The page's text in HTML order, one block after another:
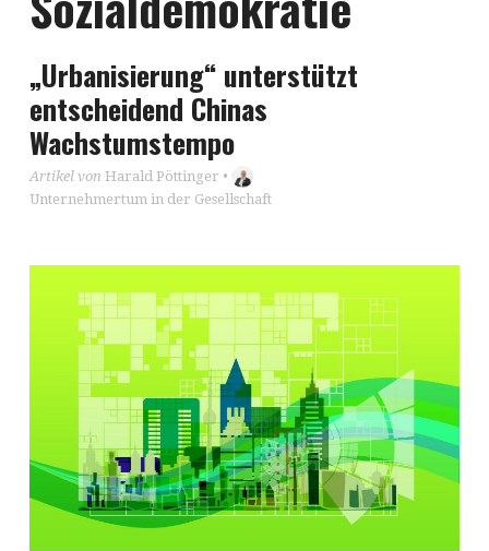
„Urbanisierung“ unterstützt
entscheidend Chinas
Wachstumstempo
Artikel von Harald Pöttinger •
Unternehmertum in der Gesellschaft